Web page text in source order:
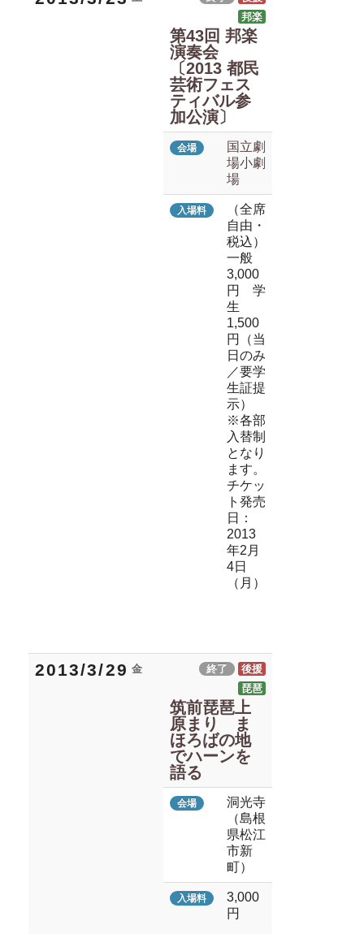
邦楽
第43回 邦楽
演奏会
〔2013 都民
芸術フェス
ティバル参
加公演〕
会場
国立劇
場小劇
場
入場料
（全席
自由・
税込）
一般
3,000
円 学
生
1,500
円（当
日のみ
／要学
生証提
示）
※各部
入替制
となり
ます。
チケッ
ト発売
日：
2013
年2月
4日
（月）
2013/3/29 金 終了
後援
琵琶
筑前琵琶上
原まり ま
ほろばの地
でハーンを
語る
会場
洞光寺
（島根
県松江
市新
町）
入場料
3,000
円